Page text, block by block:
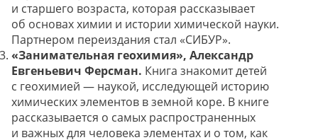
и старшего возраста, которая рассказывает
об основах химии и истории химической науки.
Партнером переиздания стал «СИБУР».
«Занимательная геохимия», Александр
Евгеньевич Ферсман. Книга знакомит детей
с геохимией — наукой, исследующей историю
химических элементов в земной коре. В книге
рассказывается о самых распространенных
и важных для человека элементах и о том, как